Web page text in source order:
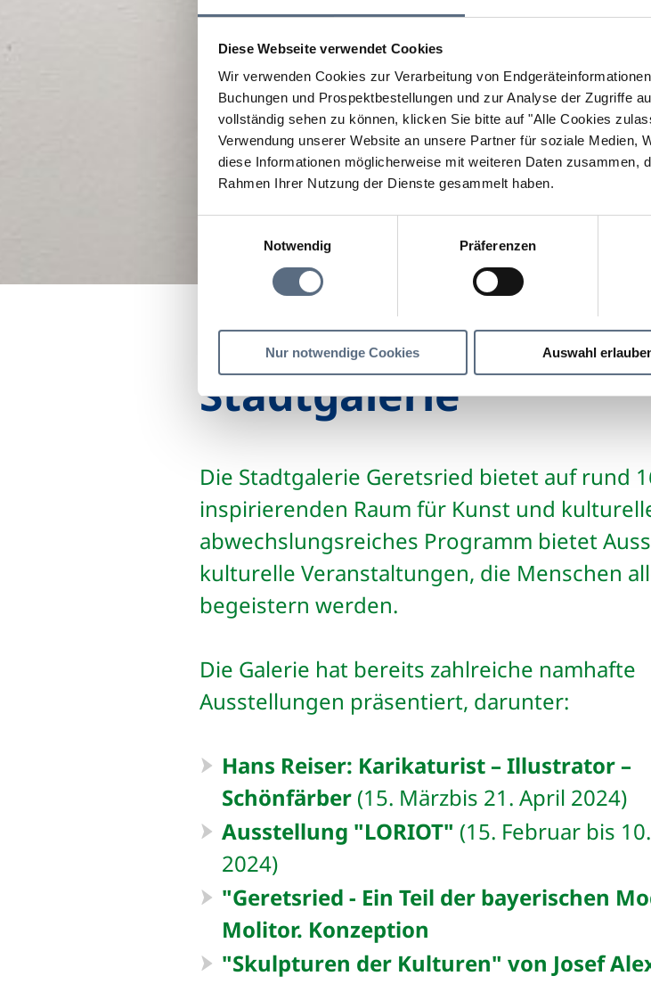
Diese Webseite verwendet Cookies
Wir verwenden Cookies zur Verarbeitung von
Buchungen und Prospektbestellungen und zur Analyse der Zugriffe
vollständig sehen zu können, klicken Sie bitte auf "Alle Cookies
Verwendung unserer Website an unsere Partner für soziale Medien,
diese Informationen möglicherweise mit weiteren Daten zusammen,
Rahmen Ihrer Nutzung der Dienste gesammelt haben.
Notwendig
Präferenzen
Nur notwendige Cookies Auswahl
Stadtgalerie
Die Stadtgalerie Geretsried bietet auf rund
inspirierenden Raum für Kunst und
abwechslungsreiches Programm bietet
kulturelle Veranstaltungen, die Menschen
begeistern werden.
Die Galerie hat bereits zahlreiche namhafte
Ausstellungen präsentiert, darunter:
Hans Reiser: Karikaturist – Illustrator –
Schönfärber (15. Märzbis 21. April 2024)
Ausstellung "LORIOT" (15. Februar bis
2024)
"Geretsried - Ein Teil der bayerischen
Molitor. Konzeption
"Skulpturen der Kulturen" von Josef